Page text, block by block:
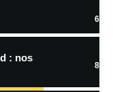
6
: nos
8